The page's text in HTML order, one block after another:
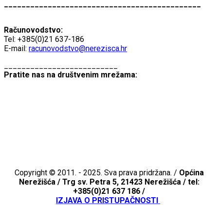
Računovodstvo:
Tel: +385(0)21 637-186
E-mail: racunovodstvo@nerezisca.hr
Pratite nas na društvenim mrežama:
Copyright © 2011. - 2025. Sva prava pridržana. / Općina
Nerežišća /Trg sv. Petra 5, 21423 Nerežišća / tel:
+385(0)21 637 186 /
IZJAVA O PRISTUPAČNOSTI